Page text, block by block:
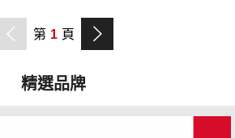
第 1 頁
精選品牌